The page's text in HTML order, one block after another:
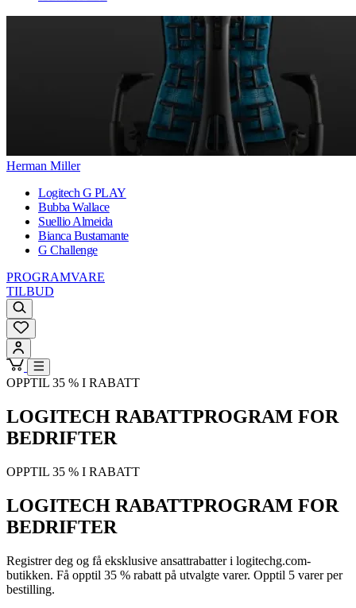
Herman Miller
Logitech G PLAY
Bubba Wallace
Suellio Almeida
Bianca Bustamante
G Challenge
PROGRAMVARE
TILBUD
OPPTIL 35 % I RABATT
LOGITECH RABATTPROGRAM FOR
BEDRIFTER
OPPTIL 35 % I RABATT
LOGITECH RABATTPROGRAM FOR
BEDRIFTER
Registrer deg og få eksklusive ansattrabatter i logitechg.com-
butikken. Få opptil 35 % rabatt på utvalgte varer. Opptil 5 varer per
bestilling.